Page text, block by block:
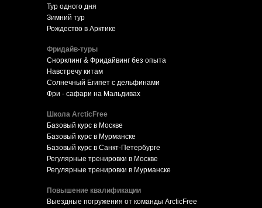
Школа ArcticFree
Фри - сафари на Мальдивах
Базовый курс в Москве
Базовый курс в Санкт-Петербурге
Регулярные тренировки в Мурманске
Базовый курс в Мурманске
Снорклинг & Фридайвинг без опыта
Регулярные тренировки в Москве
Выездные погружения от команды ArcticFree
Фридайв-туры
Повышение квалификации
Зимний тур
Тур одного дня
Солнечный Египет с дельфинами
Навстречу китам
Рождество в Арктике